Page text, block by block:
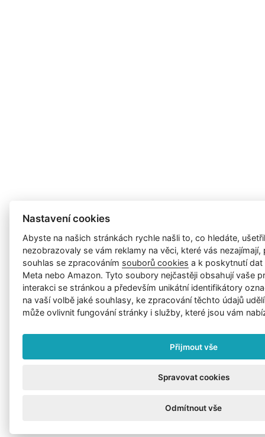
Nastavení cookies
Abyste na našich stránkách rychle našli to, co hledáte,
nezobrazovaly se vám reklamy na věci, které vás
souhlas se zpracováním souborů cookies a k poskytnutí
Meta nebo Amazon. Tyto soubory nejčastěji obsahují vaše
interakci se stránkou a především unikátní identifikátory
na vaší volbě jaké souhlasy, ke zpracování těchto údajů
může ovlivnit fungování stránky i služby, které jsou vám
Přijmout vše
Spravovat cookies
Odmítnout vše